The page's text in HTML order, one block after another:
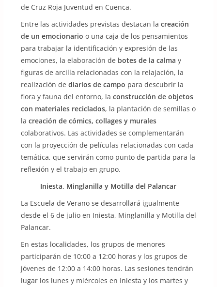
de Cruz Roja Juventud en Cuenca.
Entre las actividades previstas destacan la creación
de un emocionario o una caja de los pensamientos
para trabajar la identificación y expresión de las
emociones, la elaboración de botes de la calma y
figuras de arcilla relacionadas con la relajación, la
realización de diarios de campo para descubrir la
flora y fauna del entorno, la construcción de objetos
con materiales reciclados, la plantación de semillas o
la creación de cómics, collages y murales
colaborativos. Las actividades se complementarán
con la proyección de películas relacionadas con cada
temática, que servirán como punto de partida para la
reflexión y el trabajo en grupo.
Iniesta, Minglanilla y Motilla del Palancar
La Escuela de Verano se desarrollará igualmente
desde el 6 de julio en Iniesta, Minglanilla y Motilla del
Palancar.
En estas localidades, los grupos de menores
participarán de 10:00 a 12:00 horas y los grupos de
jóvenes de 12:00 a 14:00 horas. Las sesiones tendrán
lugar los lunes y miércoles en Iniesta y los martes y